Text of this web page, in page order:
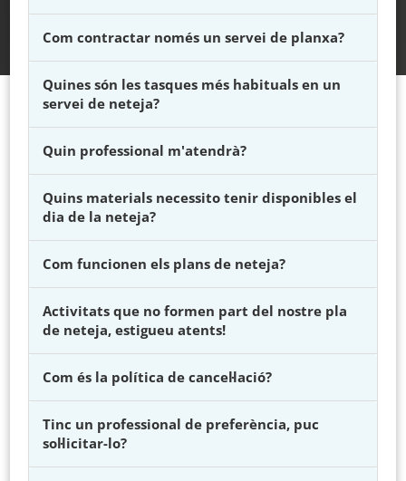
Com contractar només un servei de planxa?
Quines són les tasques més habituals en un
servei de neteja?
Quin professional m'atendrà?
Quins materials necessito tenir disponibles el
dia de la neteja?
Com funcionen els plans de neteja?
Activitats que no formen part del nostre pla
de neteja, estigueu atents!
Com és la política de cancel·lació?
Tinc un professional de preferència, puc
sol·licitar-lo?